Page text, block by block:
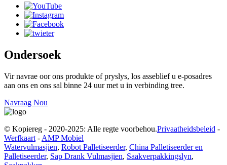
Ondersoek
Vir navrae oor ons produkte of pryslys, los asseblief u e-posadres
aan ons en ons sal binne 24 uur met u in verbinding tree.
Navraag Nou
© Kopiereg - 2020-2025: Alle regte voorbehou.Privaatheidsbeleid -
Werfkaart - AMP Mobiel
Watervulmasjien, Robot Palletiseerder, China Palletiseerder en
Palletiseerder, Sap Drank Vulmasjien, Saakverpakkingslyn,